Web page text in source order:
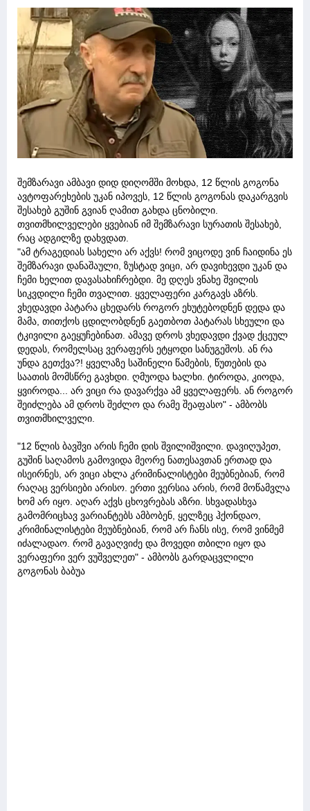
შემზარავი ამბავი დიდ დიღომში მოხდა, 12 წლის გოგონა
ავტოფარეხების უკან იპოვეს, 12 წლის გოგონას დაკარგვის
შესახებ გუშინ გვიან ღამით გახდა ცნობილი.
თვითმხილველები ყვებიან იმ შემზარავი სურათის შესახებ,
რაც ადგილზე დახვდათ.
"ამ ტრაგედიას სახელი არ აქვს! რომ ვიცოდე ვინ ჩაიდინა ეს
შემზარავი დანაშაული, ზუსტად ვიცი, არ დავიხევდი უკან და
ჩემი ხელით დავასახიჩრებდი. მე დღეს ვნახე შვილის
სიკვდილი ჩემი თვალით. ყველაფერი კარგავს აზრს.
ვხედავდი პატარა ცხედარს როგორ ეხუტებოდნენ დედა და
მამა, თითქოს ცდილობდნენ გაეთბოთ პატარას სხეული და
ტკივილი გაეყუჩებინათ. ამავე დროს ვხედავდი ქვად ქცეულ
დედას, რომელსაც ვერაფერს ეტყოდი სანუგეშოს. ან რა
უნდა გეთქვა?! ყველაზე საშინელი წამების, წუთების და
საათის მომსწრე გავხდი. ღმუოდა ხალხი. ტიროდა, კიოდა,
ყვიროდა... არ ვიცი რა დავარქვა ამ ყველაფერს. ან როგორ
შეიძლება ამ დროს შეძლო და რამე შეაფასო" - ამბობს
თვითმხილველი.
"12 წლის ბავშვი არის ჩემი დის შვილიშვილი. დავიღუპეთ,
გუშინ საღამოს გამოვიდა მეორე ნათესავთან ერთად და
ისეირნეს, არ ვიცი ახლა კრიმინალისტები მეუბნებიან, რომ
რაღაც ვერსიები არისო. ერთი ვერსია არის, რომ მოწამვლა
ხომ არ იყო. აღარ აქვს ცხოვრებას აზრი. სხვადასხვა
გამომრიცხავ ვარიანტებს ამბობენ, ყელზეც ჰქონდაო,
კრიმინალისტები მეუბნებიან, რომ არ ჩანს ისე, რომ ვინმემ
იძალადაო. რომ გავაღვიძე და მოვედი თბილი იყო და
ვერაფერი ვერ ვუშველეთ" - ამბობს გარდაცვლილი
გოგონას ბაბუა